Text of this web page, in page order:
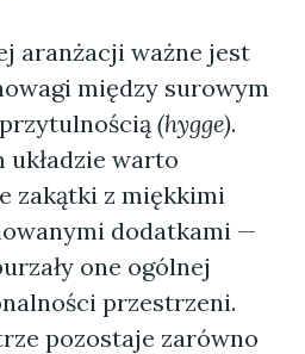
aranżacji ważne jest
między surowym
(hygge).
warto
zakątki z miękkimi
dodatkami —
one ogólnej
przestrzeni.
pozostaje zarówno